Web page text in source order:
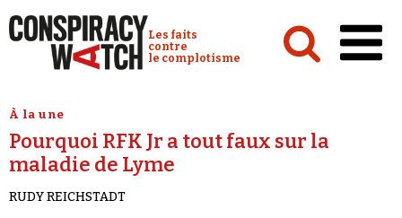
Conspiracy Watch :
Les faits
contre
le complotisme
Analyses
Conspipédia
À la une
Pourquoi RFK Jr a tout faux sur la
maladie de Lyme
RUDY REICHSTADT